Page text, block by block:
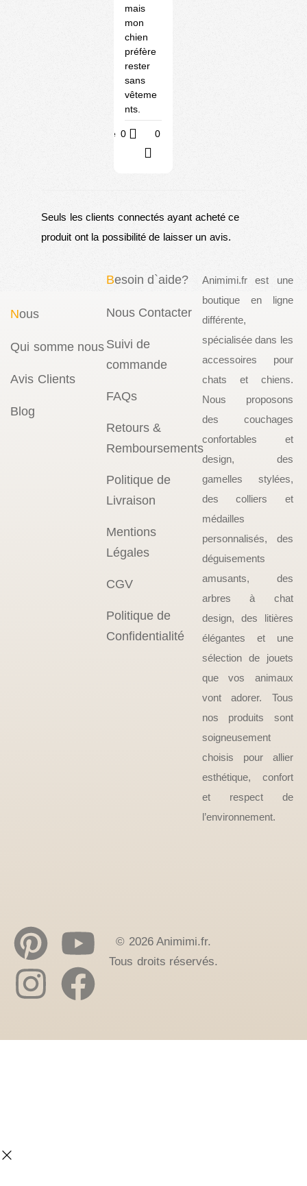
mais
mon
chien
préfère
rester
sans
vêteme
nts.
Utile 0 0
Seuls les clients connectés ayant acheté ce
produit ont la possibilité de laisser un avis.
Nous
Qui somme nous
Avis Clients
Blog
Besoin d`aide?
Nous Contacter
Suivi de
commande
FAQs
Retours &
Remboursements
Politique de
Livraison
Mentions
Légales
CGV
Politique de
Confidentialité
Animimi.fr est une
boutique en ligne
différente,
spécialisée dans les
accessoires pour
chats et chiens.
Nous proposons
des couchages
confortables et
design, des
gamelles stylées,
des colliers et
médailles
personnalisés, des
déguisements
amusants, des
arbres à chat
design, des litières
élégantes et une
sélection de jouets
que vos animaux
vont adorer. Tous
nos produits sont
soigneusement
choisis pour allier
esthétique, confort
et respect de
l’environnement.
© 2026 Animimi.fr.
Tous droits réservés.